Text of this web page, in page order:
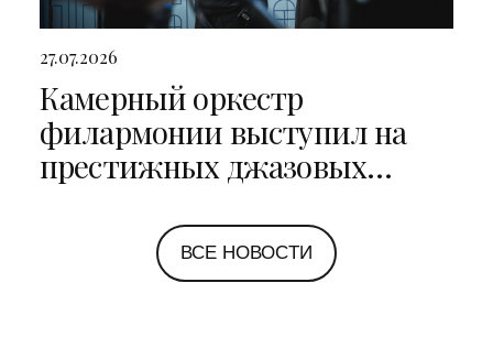
27.07.2026
Камерный оркестр
филармонии выступил на
престижных джазовых
Петербурге и Ярославле
ВСЕ НОВОСТИ